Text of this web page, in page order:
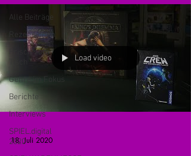
Alle Beiträge
Rezensionen
Frisch vom
Genre im Fokus
Berichte
Interviews
SPIEL.digital
2020
Load video
18. Juli 2020